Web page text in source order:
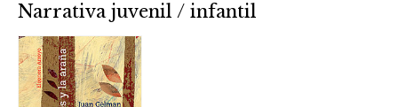
Narrativa juvenil / infantil